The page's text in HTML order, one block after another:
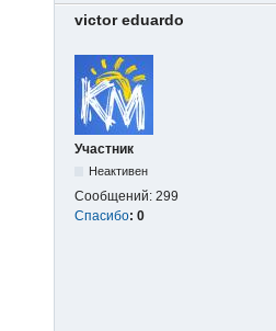
victor eduardo
Участник
Неактивен
Сообщений: 299
Спасибо: 0